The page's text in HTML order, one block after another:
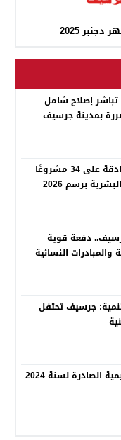
2025
إصلاح شامل
بمدينة جرسيف
جرسيف.. المصادقة على 34 مشروعًا
برسم 2026
دفعة قوية
والمبادرات النسائية
جرسيف تحتفل
الصادرة لسنة 2024